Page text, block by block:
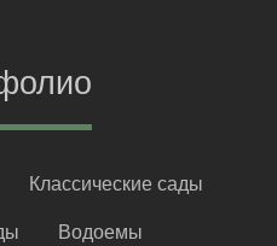
Классические сады
Водоемы